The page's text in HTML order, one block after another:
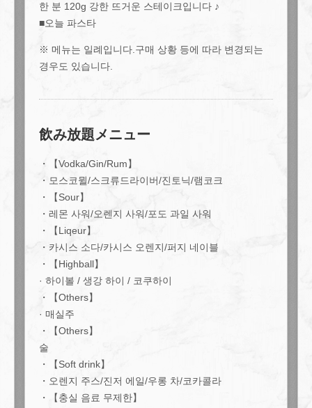
한 분 120g 강한 뜨거운 스테이크입니다 ♪
■오늘 파스타
※ 메뉴는 일례입니다.구매 상황 등에 따라 변경되는
경우도 있습니다.
飲み放題メニュー
・【Vodka/Gin/Rum】
・모스코뮐/스크류드라이버/진토닉/램코크
・【Sour】
・레몬 사워/오렌지 사워/포도 과일 사워
・【Liqeur】
・카시스 소다/카시스 오렌지/퍼지 네이블
・【Highball】
· 하이볼 / 생강 하이 / 코쿠하이
・【Others】
· 매실주
・【Others】
술
・【Soft drink】
・오렌지 주스/진저 에일/우롱 차/코카콜라
・【충실 음료 무제한】
この店舗情報をシェアする
90 분! | Ace cafe エースカフェ 三条河原町
京都府京都市中京区上大阪町５２１エンパイアビル１０階
https://acecafe.owst.jp/courses/63724376
お店情報をコピー